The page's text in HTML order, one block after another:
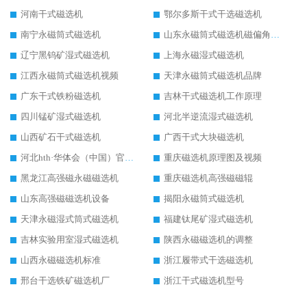
河南干式磁选机
鄂尔多斯干式干选磁选机
南宁永磁筒式磁选机
山东永磁筒式磁选机磁偏角怎么调整
辽宁黑钨矿湿式磁选机
上海永磁湿式磁选机
江西永磁筒式磁选机视频
天津永磁筒式磁选机品牌
广东干式铁粉磁选机
吉林干式磁选机工作原理
四川锰矿湿式磁选机
河北半逆流湿式磁选机
山西矿石干式磁选机
广西干式大块磁选机
河北hth·华体会（中国）官方网站-hth.com 工作视频
重庆磁选机原理图及视频
黑龙江高强磁永磁磁选机
重庆磁选机高强磁磁辊
山东高强磁磁选机设备
揭阳永磁筒式磁选机
天津永磁湿式筒式磁选机
福建钛尾矿湿式磁选机
吉林实验用室湿式磁选机
陕西永磁磁选机的调整
山西永磁磁选机标准
浙江履带式干选磁选机
邢台干选铁矿磁选机厂
浙江干式磁选机型号